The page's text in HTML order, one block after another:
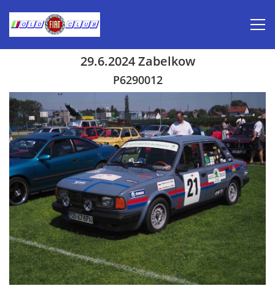
Inzerce prodej
Aktuálně-pozvánky
Kalendář veteránských akcí 2026
Prvomájová jízda 2026
Old Fiat Club historie
29.6.2024 Zabelkow
P6290012